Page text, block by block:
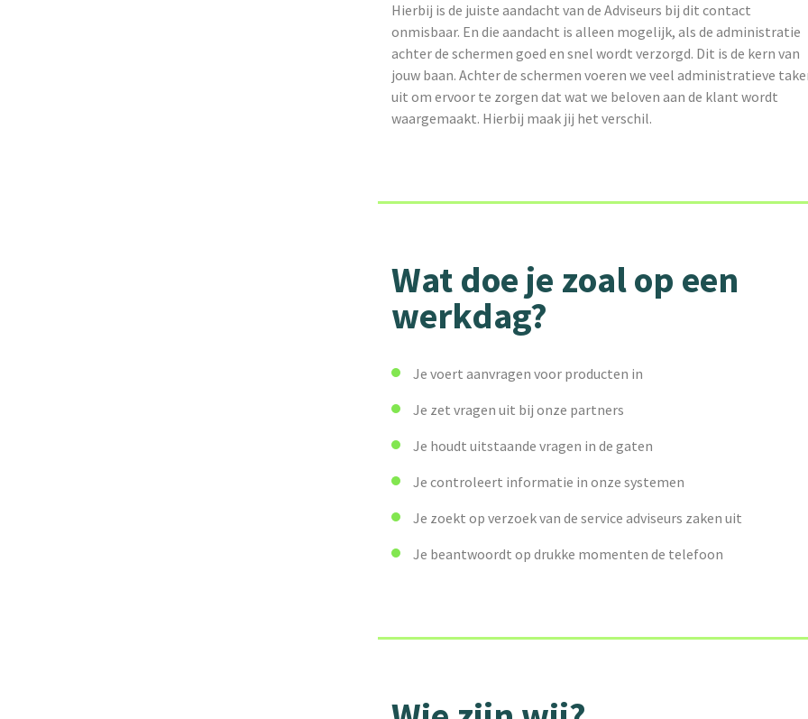
Hierbij is de juiste aandacht van de Adviseurs bij dit contact
onmisbaar. En die aandacht is alleen mogelijk, als de administratie
achter de schermen goed en snel wordt verzorgd. Dit is de kern van
jouw baan. Achter de schermen voeren we veel administratieve
uit om ervoor te zorgen dat wat we beloven aan de klant wordt
waargemaakt. Hierbij maak jij het verschil.
Wat doe je zoal op een
werkdag?
Je voert aanvragen voor producten in
Je zet vragen uit bij onze partners
Je houdt uitstaande vragen in de gaten
Je controleert informatie in onze systemen
Je zoekt op verzoek van de service adviseurs zaken uit
Je beantwoordt op drukke momenten de telefoon